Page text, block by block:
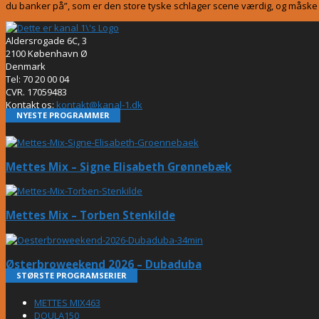
du banker på”, som er den store tyske schlager scene værdig, og
Aldersrogade 6C, 3
2100 København Ø
Denmark
Tel: 70 20 00 04
CVR. 17059483
Kontakt os: kontakt@kanal-1.dk
NYESTE PROGRAMMER
Mettes Mix – Signe Elisabeth Grønnebæk
Mettes Mix – Torben Stenkilde
Østerbroweekend 2026 – Dubaduba
STØRSTE PROGRAMSERIER
METTES MIX463
DOULA150